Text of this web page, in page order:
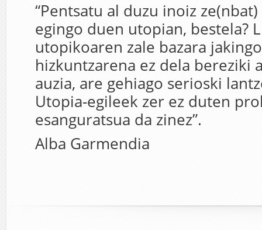
“Pentsatu al duzu inoiz
egingo duen utopian, bestela?
utopikoaren zale bazara
hizkuntzarena ez dela bereziki
auzia, are gehiago serioski
Utopia-egileek zer ez duten
esanguratsua da zinez”.
Alba Garmendia